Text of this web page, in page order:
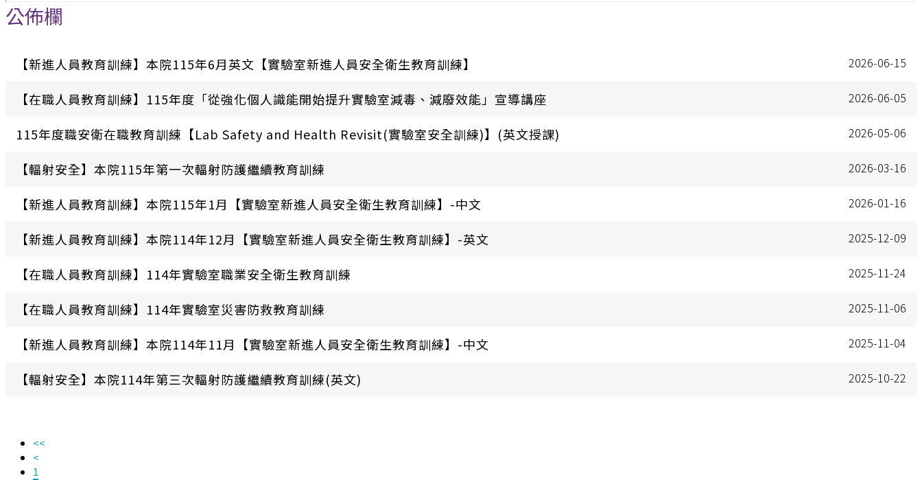
公佈欄
【新進人員教育訓練】本院115年6月英文【實驗室新進人員安全衛生教育訓練】 2026-06-15
【在職人員教育訓練】115年度「從強化個人識能開始提升實驗室減毒、減廢效能」宣導講座 2026-06-05
115年度職安衛在職教育訓練【Lab Safety and Health Revisit(實驗室安全訓練)】(英文授課) 2026-05-06
【輻射安全】本院115年第一次輻射防護繼續教育訓練 2026-03-16
​​​​​​​【新進人員教育訓練】本院115年1月【實驗室新進人員安全衛生教育訓練】-中文 2026-01-16
【新進人員教育訓練】本院114年12月【實驗室新進人員安全衛生教育訓練】-英文 2025-12-09
【在職人員教育訓練】114年實驗室職業安全衛生教育訓練 2025-11-24
【在職人員教育訓練】114年實驗室災害防救教育訓練 2025-11-06
​​​​​​​【新進人員教育訓練】本院114年11月【實驗室新進人員安全衛生教育訓練】-中文 2025-11-04
【輻射安全】本院114年第三次輻射防護繼續教育訓練(英文) 2025-10-22
<<
<
1